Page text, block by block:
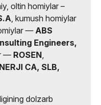
oltin homiylar –
, kumush homiylar
— ABS
Engineers,
— ROSEN,
CA, SLB,
dolzarb